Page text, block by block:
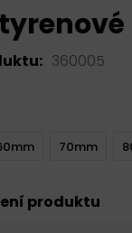
360005
70mm
produktu